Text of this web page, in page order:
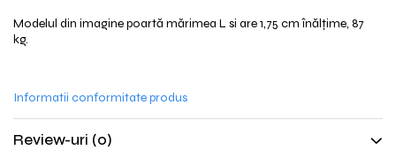
Modelul din imagine poartă mărimea L si are 1,75 cm înălțime, 87
kg.
Informatii conformitate produs
Review-uri (0)